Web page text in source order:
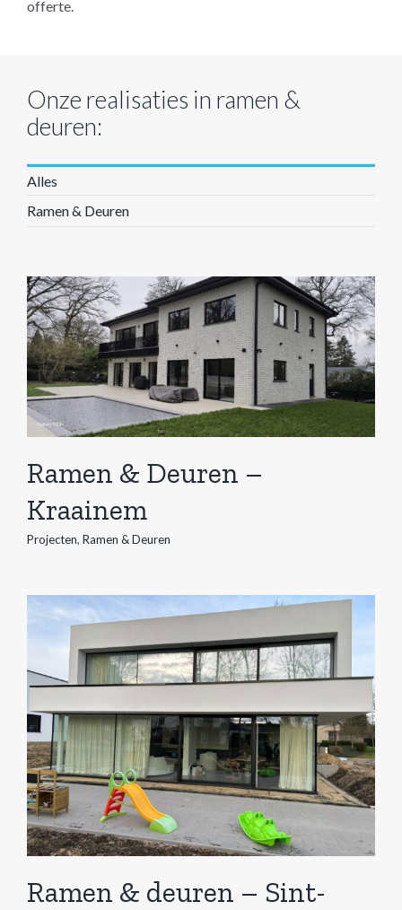
offerte.
Onze realisaties in ramen &
deuren:
Alles
Ramen & Deuren
Ramen & Deuren –
Kraainem
Projecten, Ramen & Deuren
Ramen & deuren – Sint-